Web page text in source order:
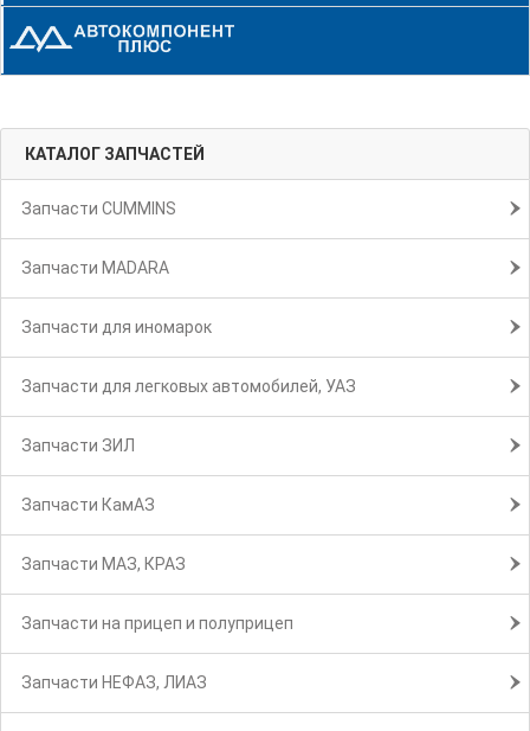
КАТАЛОГ ЗАПЧАСТЕЙ
Запчасти CUMMINS
Запчасти MADARA
Запчасти для иномарок
Запчасти для легковых автомобилей, УАЗ
Запчасти ЗИЛ
Запчасти КамАЗ
Запчасти МАЗ, КРАЗ
Запчасти на прицеп и полуприцеп
Запчасти НЕФАЗ, ЛИАЗ